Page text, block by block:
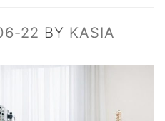
22 BY KASIA